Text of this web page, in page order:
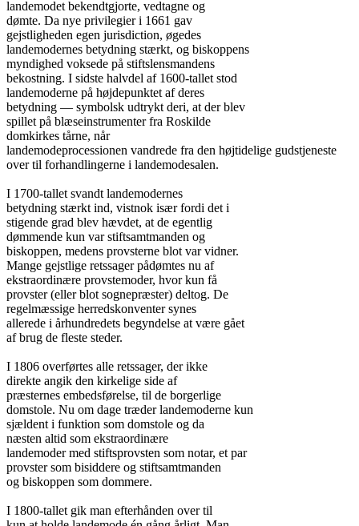
landemodet bekendtgjorte, vedtagne og
dømte. Da nye privilegier i 1661 gav
gejstligheden egen jurisdiction, øgedes
landemodernes betydning stærkt, og biskoppens
myndighed voksede på stiftslensmandens
bekostning. I sidste halvdel af 1600-tallet stod
landemoderne på højdepunktet af deres
betydning — symbolsk udtrykt deri, at der blev
spillet på blæseinstrumenter fra Roskilde
domkirkes tårne, når
landemodeprocessionen vandrede fra den højtidelige gudstjeneste
over til forhandlingerne i landemodesalen.
I 1700-tallet svandt landemodernes
betydning stærkt ind, vistnok især fordi det i
stigende grad blev hævdet, at de egentlig
dømmende kun var stiftsamtmanden og
biskoppen, medens provsterne blot var vidner.
Mange gejstlige retssager pådømtes nu af
ekstraordinære provstemoder, hvor kun få
provster (eller blot sognepræster) deltog. De
regelmæssige herredskonventer synes
allerede i århundredets begyndelse at være gået
af brug de fleste steder.
I 1806 overførtes alle retssager, der ikke
direkte angik den kirkelige side af
præsternes embedsførelse, til de borgerlige
domstole. Nu om dage træder landemoderne kun
sjældent i funktion som domstole og da
næsten altid som ekstraordinære
landemoder med stiftsprovsten som notar, et par
provster som bisiddere og stiftsamtmanden
og biskoppen som dommere.
I 1800-tallet gik man efterhånden over til